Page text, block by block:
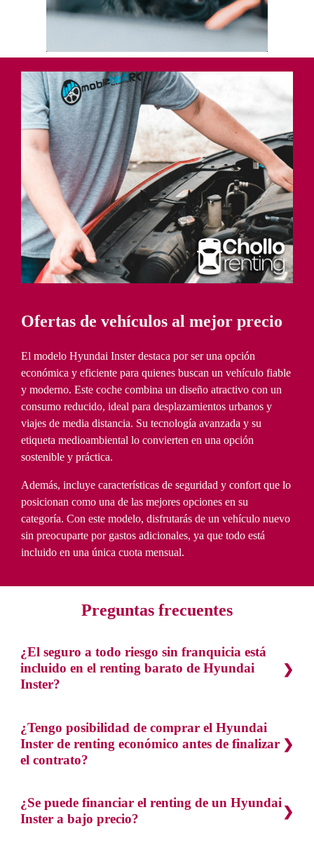
Ofertas de vehículos al mejor precio
El modelo Hyundai Inster destaca por ser una opción
económica y eficiente para quienes buscan un vehículo fiable
y moderno. Este coche combina un diseño atractivo con un
consumo reducido, ideal para desplazamientos urbanos y
viajes de media distancia. Su tecnología avanzada y su
etiqueta medioambiental lo convierten en una opción
sostenible y práctica.
Además, incluye características de seguridad y confort que lo
posicionan como una de las mejores opciones en su
categoría. Con este modelo, disfrutarás de un vehículo nuevo
sin preocuparte por gastos adicionales, ya que todo está
incluido en una única cuota mensual.
Preguntas frecuentes
¿El seguro a todo riesgo sin franquicia está
incluido en el renting barato de Hyundai
Inster?
¿Tengo posibilidad de comprar el Hyundai
Inster de renting económico antes de finalizar
el contrato?
¿Se puede financiar el renting de un Hyundai
Inster a bajo precio?